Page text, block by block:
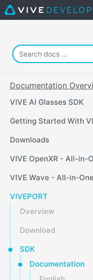
Documentation
VIVE AI Glasses SDK
Getting Started With
Downloads
VIVE OpenXR - All-in-
VIVE Wave - All-in-One
VIVEPORT
Overview
Download
SDK
Documentation